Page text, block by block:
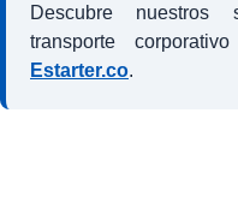
Descubre nuestros
transporte
Estarter.co.